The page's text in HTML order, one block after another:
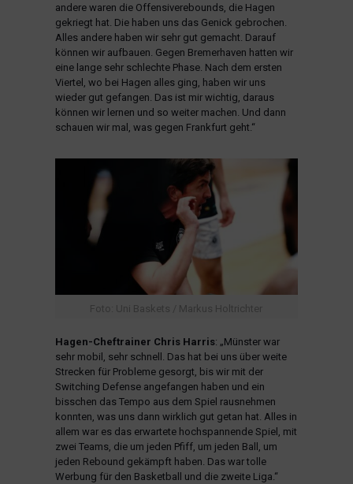
andere waren die Offensiverebounds, die Hagen
gekriegt hat. Die haben uns das Genick gebrochen.
Alles andere haben wir sehr gut gemacht. Darauf
können wir aufbauen. Gegen Bremerhaven hatten wir
eine lange sehr schlechte Phase. Nach dem ersten
Viertel, wo bei Hagen alles ging, haben wir uns
wieder gut gefangen. Das ist mir wichtig, daraus
können wir lernen und so weiter machen. Und dann
schauen wir mal, was gegen Frankfurt geht.“
Foto: Uni Baskets / Markus Holtrichter
Hagen-Cheftrainer Chris Harris: „Münster war
sehr mobil, sehr schnell. Das hat bei uns über weite
Strecken für Probleme gesorgt, bis wir mit der
Switching Defense angefangen haben und ein
bisschen das Tempo aus dem Spiel rausnehmen
konnten, was uns dann wirklich gut getan hat. Alles in
allem war es das erwartete hochspannende Spiel, mit
zwei Teams, die um jeden Pfiff, um jeden Ball, um
jeden Rebound gekämpft haben. Das war tolle
Werbung für den Basketball und die zweite Liga.“